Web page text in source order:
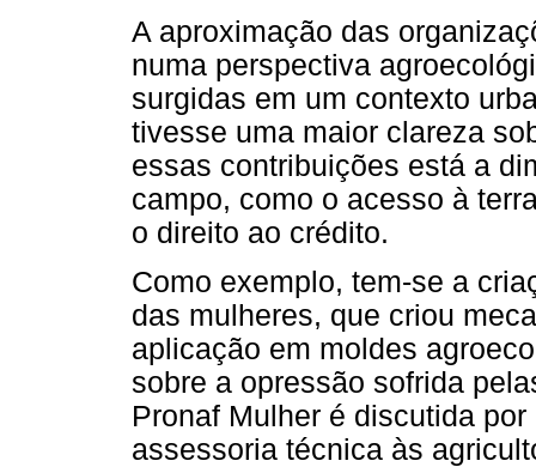
A aproximação das
numa perspectiva
surgidas em um contexto
tivesse uma maior clareza
essas contribuições está a
campo, como o acesso à
o direito ao crédito.
Como exemplo, tem-se a
das mulheres, que criou
aplicação em moldes
sobre a opressão sofrida
Pronaf Mulher é discutida
assessoria técnica às